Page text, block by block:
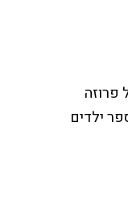
פרוזה
ילדים